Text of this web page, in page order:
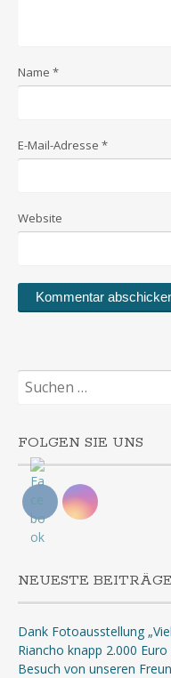
Name *
E-Mail-Adresse *
Website
Suchen
nach:
FOLGEN SIE UNS
NEUESTE BEITRÄGE
Dank Fotoausstellung
Riancho knapp 2.000
Besuch von unseren